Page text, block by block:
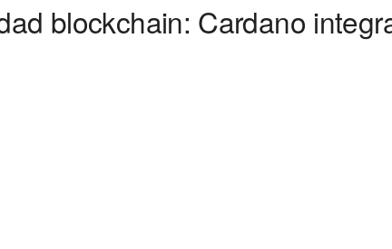
blockchain: Cardano